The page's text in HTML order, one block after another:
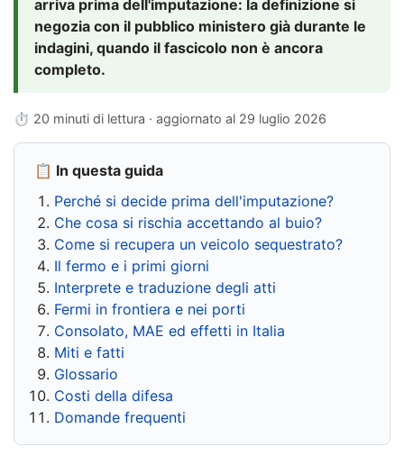
arriva prima dell'imputazione: la definizione si
negozia con il pubblico ministero già durante le
indagini, quando il fascicolo non è ancora
completo.
⏱ 20 minuti di lettura · aggiornato al 29 luglio 2026
📋 In questa guida
Perché si decide prima dell'imputazione?
Che cosa si rischia accettando al buio?
Come si recupera un veicolo sequestrato?
Il fermo e i primi giorni
Interprete e traduzione degli atti
Fermi in frontiera e nei porti
Consolato, MAE ed effetti in Italia
Miti e fatti
Glossario
Costi della difesa
Domande frequenti